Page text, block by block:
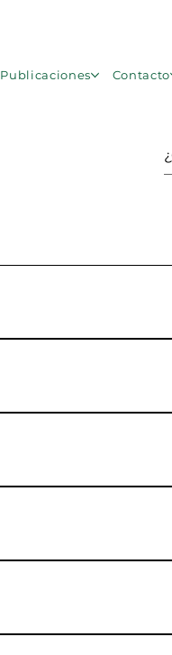
Publicaciones Contacto